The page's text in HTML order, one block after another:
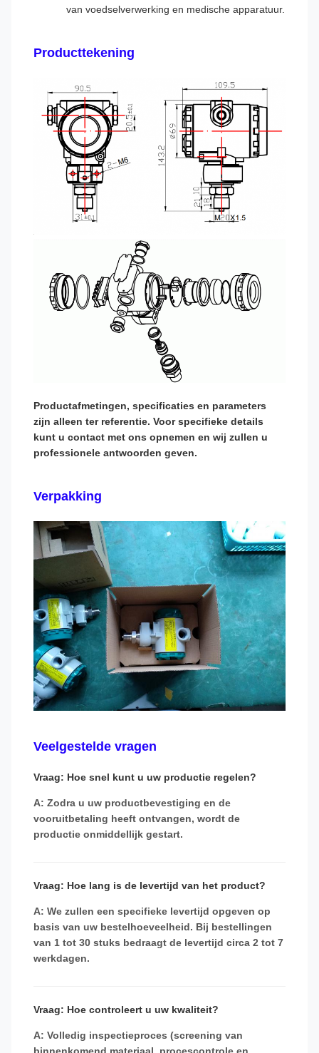
van voedselverwerking en medische apparatuur.
Producttekening
Productafmetingen, specificaties en parameters
zijn alleen ter referentie. Voor specifieke details
kunt u contact met ons opnemen en wij zullen u
professionele antwoorden geven.
Verpakking
Veelgestelde vragen
Vraag: Hoe snel kunt u uw productie regelen?
A: Zodra u uw productbevestiging en de
vooruitbetaling heeft ontvangen, wordt de
productie onmiddellijk gestart.
Vraag: Hoe lang is de levertijd van het product?
A: We zullen een specifieke levertijd opgeven op
basis van uw bestelhoeveelheid. Bij bestellingen
van 1 tot 30 stuks bedraagt ​​de levertijd circa 2 tot 7
werkdagen.
Vraag: Hoe controleert u uw kwaliteit?
A: Volledig inspectieproces (screening van
binnenkomend materiaal, procescontrole en